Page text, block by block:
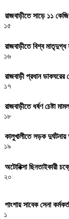
রাজবাড়ীতে সাড়ে ১১
১৫
রাজবাড়ীতে বিশ্ব
১৬
রাজবাড়ী প্রধান
১৭
রাজবাড়ীতে ধর্ষণ চেষ্টা
১৮
কালুখালীতে সড়ক
১৯
অটোরিক্সা ছিনতাইকারী
২০
পাংশায় সাবেক সেনা
১